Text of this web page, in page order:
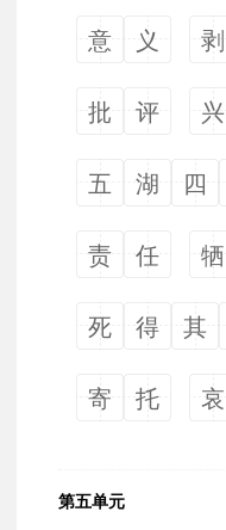
意 义 剥
批 评 兴
五 湖 四
责 任 牺
死 得 其
寄 托 哀
第五单元